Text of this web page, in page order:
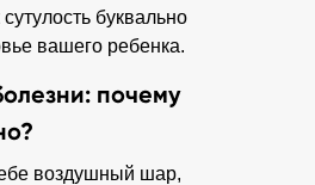
почему
буквально
вашего ребенка.
воздушный шар,